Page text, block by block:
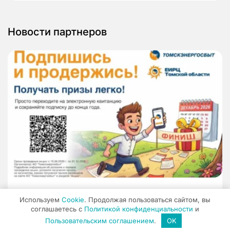
Новости партнеров
Новости компаний
«Томскэнергосбыт» предлагает жителям
региона перейти на электронные квитанции и
Используем Cookie. Продолжая пользоваться сайтом, вы
соглашаетесь с Политикой конфиденциальности и
Пользовательским соглашением. OK